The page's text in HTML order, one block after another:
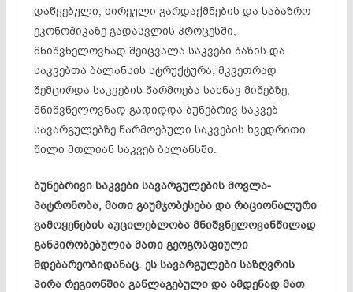
დაწყებული, ძირეული გარდაქმნების და საბაზრო
ეკონომიკაზე გადასვლის პროცესში,
მნიშვნელოვნად შეიცვალა საკვები ბაზის და
საკვებთა ბალანსის სტრუქტურა, მკვეთრად
შემცირდა საკვების წარმოება სახნავ მიწებზე,
მნიშვნელოვნად გადიდდა ბუნებრივ საკვებ
სავარგულებზე წარმოებული საკვების ხვედრითი
წილი მთლიან საკვებ ბალანსში.
ბუნებრივი საკვები სავარგულების მოვლა-
პატრონობა, მათი გაუმჯობესება და რაციონალური
გამოყენების აუცილებლობა მნიშვნელოვანწილად
განპირობებულია მათი გეოგრაფიული
მდებარეობიდანაც. ეს სავარგულები საზღვრის
პირა რეგიონშია განლაგებული და ამდენად მათ